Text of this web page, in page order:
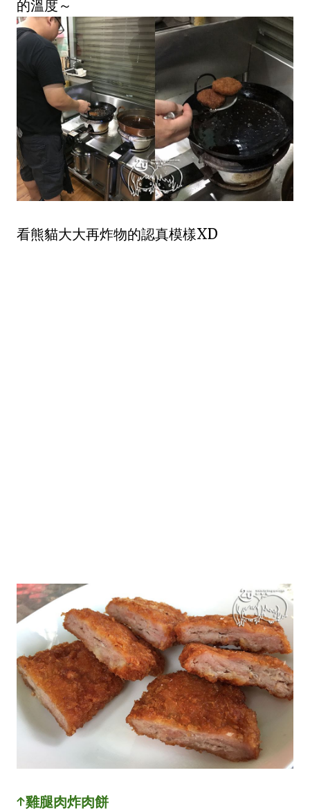
的溫度～
看熊貓大大再炸物的認真模樣XD
↑雞腿肉炸肉餅